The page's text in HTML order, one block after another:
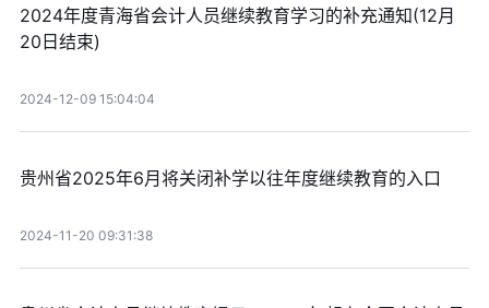
2024年度青海省会计人员继续教育学习的补充通知(12月
20日结束)
2024-12-09 15:04:04
贵州省2025年6月将关闭补学以往年度继续教育的入口
2024-11-20 09:31:38